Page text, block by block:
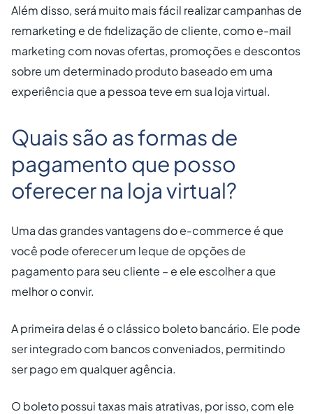
Além disso, será muito mais fácil realizar campanhas de
remarketing e de fidelização de cliente, como e-mail
marketing com novas ofertas, promoções e descontos
sobre um determinado produto baseado em uma
experiência que a pessoa teve em sua loja virtual.
Quais são as formas de
pagamento que posso
oferecer na loja virtual?
Uma das grandes vantagens do e-commerce é que
você pode oferecer um leque de opções de
pagamento para seu cliente – e ele escolher a que
melhor o convir.
A primeira delas é o clássico boleto bancário. Ele pode
ser integrado com bancos conveniados, permitindo
ser pago em qualquer agência.
O boleto possui taxas mais atrativas, por isso, com ele